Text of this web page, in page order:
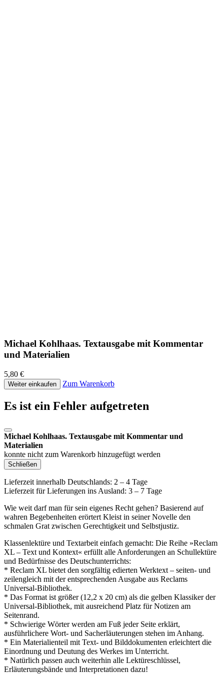
Michael Kohlhaas. Textausgabe mit Kommentar
und Materialien
5,80 €
Weiter einkaufen Zum Warenkorb
Es ist ein Fehler aufgetreten
Michael Kohlhaas. Textausgabe mit Kommentar und
Materialien
konnte nicht zum Warenkorb hinzugefügt werden
Schließen
Lieferzeit innerhalb Deutschlands: 2 – 4 Tage
Lieferzeit für Lieferungen ins Ausland: 3 – 7 Tage
Wie weit darf man für sein eigenes Recht gehen? Basierend auf
wahren Begebenheiten erörtert Kleist in seiner Novelle den
schmalen Grat zwischen Gerechtigkeit und Selbstjustiz.
Klassenlektüre und Textarbeit einfach gemacht: Die Reihe »Reclam
XL – Text und Kontext« erfüllt alle Anforderungen an Schullektüre
und Bedürfnisse des Deutschunterrichts:
* Reclam XL bietet den sorgfältig edierten Werktext – seiten- und
zeilengleich mit der entsprechenden Ausgabe aus Reclams
Universal-Bibliothek.
* Das Format ist größer (12,2 x 20 cm) als die gelben Klassiker der
Universal-Bibliothek, mit ausreichend Platz für Notizen am
Seitenrand.
* Schwierige Wörter werden am Fuß jeder Seite erklärt,
ausführlichere Wort- und Sacherläuterungen stehen im Anhang.
* Ein Materialienteil mit Text- und Bilddokumenten erleichtert die
Einordnung und Deutung des Werkes im Unterricht.
* Natürlich passen auch weiterhin alle Lektüreschlüssel,
Erläuterungsbände und Interpretationen dazu!